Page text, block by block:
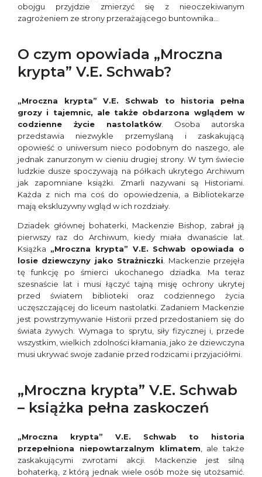
obojgu przyjdzie zmierzyć się z nieoczekiwanym
zagrożeniem ze strony przerażającego buntownika…
O czym opowiada „Mroczna
krypta” V.E. Schwab?
„Mroczna krypta” V.E. Schwab to historia pełna
grozy i tajemnic, ale także obdarzona wglądem w
codzienne życie nastolatków . Osoba autorska
przedstawia niezwykle przemyślaną i zaskakującą
opowieść o uniwersum nieco podobnym do naszego, ale
jednak zanurzonym w cieniu drugiej strony. W tym świecie
ludzkie dusze spoczywają na półkach ukrytego Archiwum
jak zapomniane książki. Zmarli nazywani są Historiami.
Każda z nich ma coś do opowiedzenia, a Bibliotekarze
mają ekskluzywny wgląd w ich rozdziały.
Dziadek głównej bohaterki, Mackenzie Bishop, zabrał ją
pierwszy raz do Archiwum, kiedy miała dwanaście lat.
Książka „Mroczna krypta” V.E. Schwab opowiada o
losie dziewczyny jako Strażniczki . Mackenzie przejęła
tę funkcję po śmierci ukochanego dziadka. Ma teraz
szesnaście lat i musi łączyć tajną misję ochrony ukrytej
przed światem biblioteki oraz codziennego życia
uczęszczającej do liceum nastolatki. Zadaniem Mackenzie
jest powstrzymywanie Historii przed przedostaniem się do
świata żywych. Wymaga to sprytu, siły fizycznej i, przede
wszystkim, wielkich zdolności kłamania, jako że dziewczyna
musi ukrywać swoje zadanie przed rodzicami i przyjaciółmi.
„Mroczna krypta” V.E. Schwab
– książka pełna zaskoczeń
„Mroczna krypta” V.E. Schwab to historia
przepełniona niepowtarzalnym klimatem , ale także
zaskakującymi zwrotami akcji. Mackenzie jest silną
bohaterką, z którą jednak wiele osób może się utożsamić.